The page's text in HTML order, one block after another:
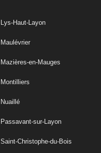
Lys-Haut-Layon
Maulévrier
Mazières-en-Mauges
Montilliers
Nuaillé
Passavant-sur-Layon
Saint-Christophe-du-Bois